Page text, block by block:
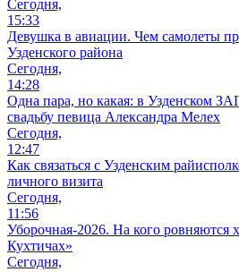
Сегодня,
15:33
Девушка в авиации. Чем самолеты
Узденского района
Сегодня,
14:28
Одна пара, но какая: в Узденском
свадьбу певица Александра Мелех
Сегодня,
12:47
Как связаться с Узденским
личного визита
Сегодня,
11:56
Уборочная-2026. На кого ровняются
Кухтичах»
Сегодня,